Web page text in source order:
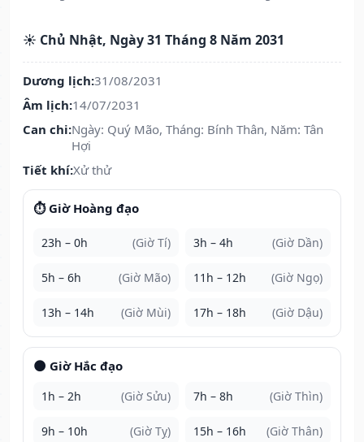
☀️ Chủ Nhật, Ngày 31 Tháng 8 Năm 2031
Dương lịch:31/08/2031
Âm lịch:14/07/2031
Can chi:Ngày: Quý Mão, Tháng: Bính Thân, Năm: Tân
Hợi
Tiết khí:Xử thử
⏱️ Giờ Hoàng đạo
23h – 0h (Giờ Tí) 3h – 4h (Giờ Dần)
5h – 6h (Giờ Mão) 11h – 12h (Giờ Ngọ)
13h – 14h (Giờ Mùi) 17h – 18h (Giờ Dậu)
🌑 Giờ Hắc đạo
1h – 2h (Giờ Sửu) 7h – 8h (Giờ Thìn)
9h – 10h (Giờ Tỵ) 15h – 16h (Giờ Thân)